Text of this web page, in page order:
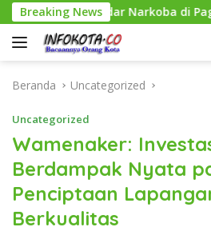
Langsung
ke
konten
Breaking News
Pengedar Narkoba di Pagar
Beranda Uncategorized
Uncategorized
Wamenaker:
Berdampak Nyata
Penciptaan
Berkualitas